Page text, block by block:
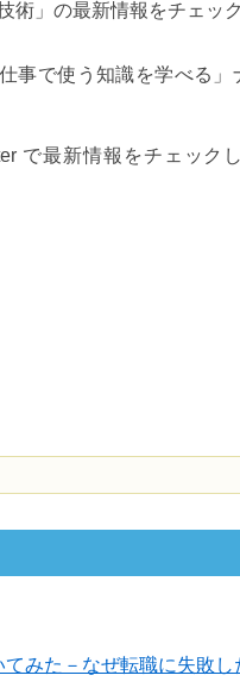
術」の最新情報をチェッ
事で使う知識を学べる」
で最新情報をチェック
みた－なぜ転職に失敗し